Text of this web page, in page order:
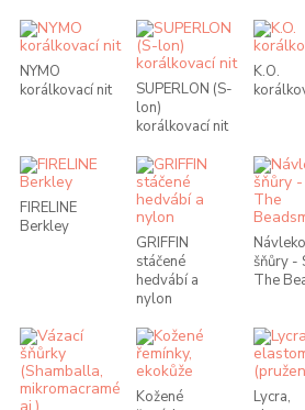
NYMO
korálkovací nit
SUPERLON (S-
lon)
korálkovací nit
K.O.
FIRELINE
Berkley
GRIFFIN
stáčené
hedvábí a
nylon
šňůry -
The
Kožené
Lycra,